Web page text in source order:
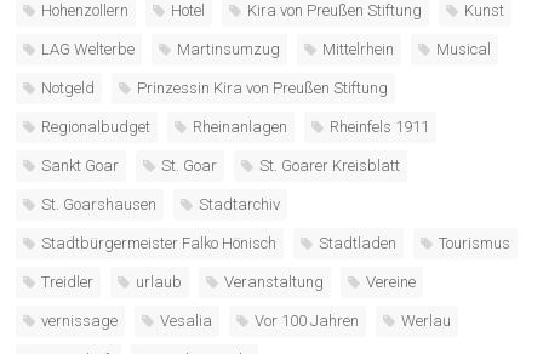
Hohenzollern Hotel Kira von Preußen Stiftung Kunst
LAG Welterbe Martinsumzug Mittelrhein Musical
Notgeld Prinzessin Kira von Preußen Stiftung
Regionalbudget Rheinanlagen Rheinfels 1911
Sankt Goar St. Goar St. Goarer Kreisblatt
St. Goarshausen Stadtarchiv
Stadtbürgermeister Falko Hönisch Stadtladen Tourismus
Treidler urlaub Veranstaltung Vereine
vernissage Vesalia Vor 100 Jahren Werlau